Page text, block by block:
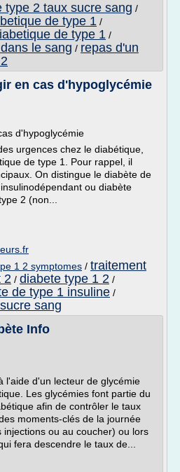
type 2 taux sucre sang /
de type 1 /
de type 1 /
le sang / repas d'un
en cas d'hypoglycémie
d'hypoglycémie
urgences chez le diabétique,
de type 1. Pour rappel, il
On distingue le diabète de
ou diabète
2 (non...
1 2 symptomes / traitement
2 / diabete type 1 2 /
de type 1 insuline /
sang
Info
l'aide d'un lecteur de glycémie
Les glycémies font partie du
afin de contrôler le taux
moments-clés de la journée
ou au coucher) ou lors
fera descendre le taux de...